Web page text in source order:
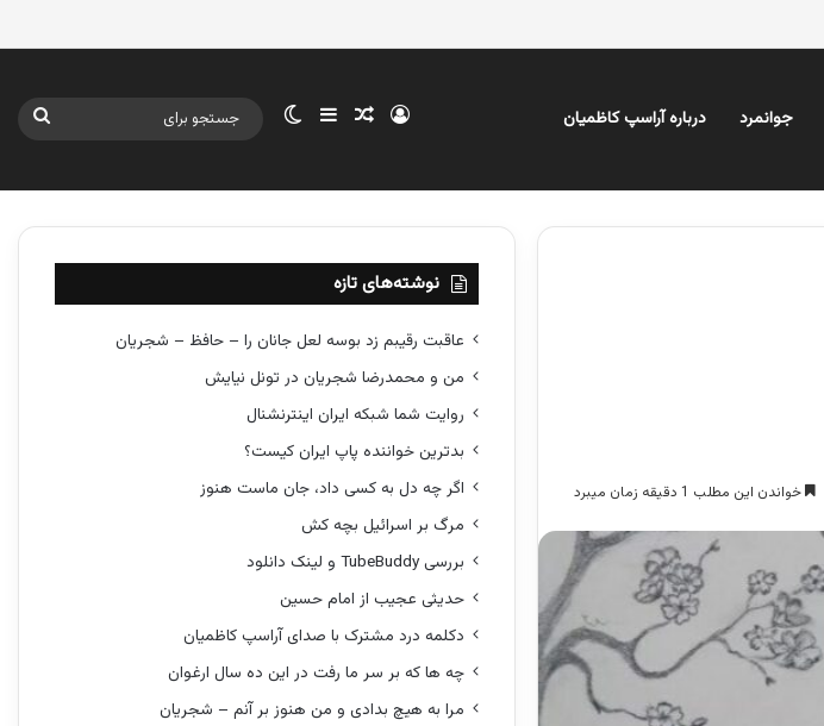
جوانمرد درباره آراسپ کاظمیان ورود نوشته تصادفی
سایدبار تغییر پوسته
خواندن این مطلب 1 دقیقه زمان میبرد
نوشته‌های تازه
عاقبت رقیبم زد بوسه لعل جانان را – حافظ – شجریان
من و محمدرضا شجریان در تونل نیایش
روایت شما شبکه ایران اینترنشنال
بدترین خواننده پاپ ایران کیست؟
اگر چه دل به کسی داد، جان ماست هنوز
مرگ بر اسرائیل بچه کش
بررسی TubeBuddy و لینک دانلود
حدیثی عجیب از امام حسین
دکلمه درد مشترک با صدای آراسپ کاظمیان
چه ها که بر سر ما رفت در این ده سال ارغوان
مرا به هیچ بدادی و من هنوز بر آنم – شجریان